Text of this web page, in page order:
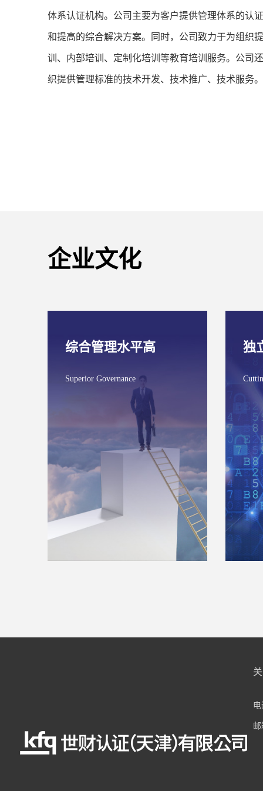
体系认证机构。公司主要为客户提供管理体系的认
和提高的综合解决方案。同时，公司致力于为组织
训、内部培训、定制化培训等教育培训服务。公司
织提供管理标准的技术开发、技术推广、技术服务。
企业文化
综合管理水平高
Superior Governance
独
电